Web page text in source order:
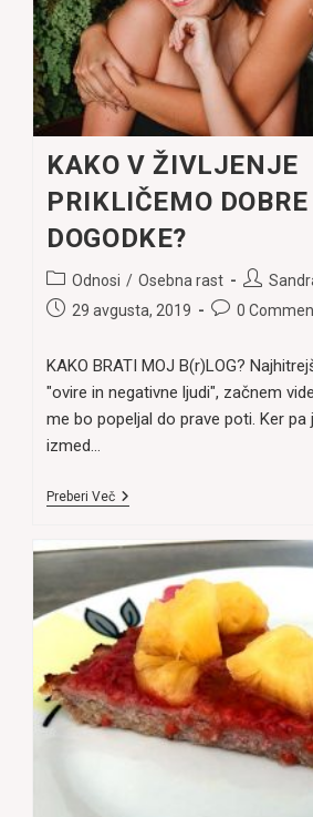
KAKO V ŽIVLJENJE
PRIKLIČEMO
DOGODKE?
Post
category:
Odnosi / Osebna rast
Post
author:
Post29 avgusta, 2019
Post0
KAKO BRATI MOJ B(r)LOG?
"ovire in negativne ljudi", začnem
me bo popeljal do prave poti. Ker pa
izmed…
Preberi VečKAKO
PRIKLIČEMO
LJUDI
IN
DOGODKE?